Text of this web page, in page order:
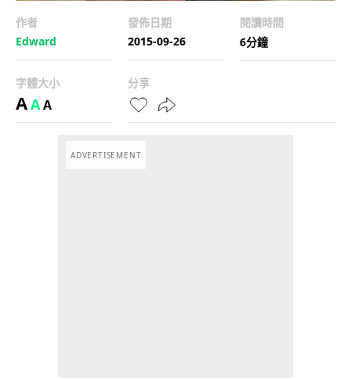
作者
Edward
發佈日期
2015-09-26
閱讀時間
6分鐘
字體大小
AAA
分享
ADVERTISEMENT